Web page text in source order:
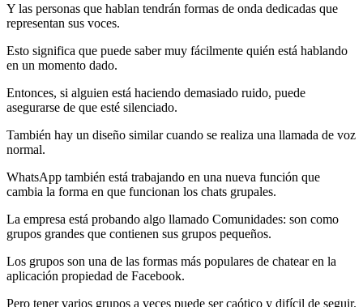
Y las personas que hablan tendrán formas de onda dedicadas que
representan sus voces.
Esto significa que puede saber muy fácilmente quién está hablando
en un momento dado.
Entonces, si alguien está haciendo demasiado ruido, puede
asegurarse de que esté silenciado.
También hay un diseño similar cuando se realiza una llamada de voz
normal.
WhatsApp también está trabajando en una nueva función que
cambia la forma en que funcionan los chats grupales.
La empresa está probando algo llamado Comunidades: son como
grupos grandes que contienen sus grupos pequeños.
Los grupos son una de las formas más populares de chatear en la
aplicación propiedad de Facebook.
Pero tener varios grupos a veces puede ser caótico y difícil de seguir.